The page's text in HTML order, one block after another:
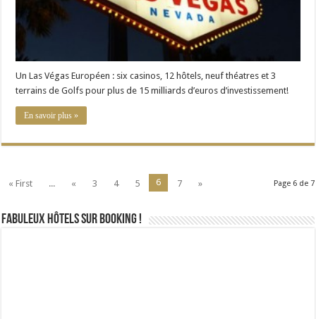
Un Las Végas Européen : six casinos, 12 hôtels, neuf théatres et 3
terrains de Golfs pour plus de 15 milliards d’euros d’investissement!
En savoir plus »
Page 6 de 7
« First ... « 3 4 5 6 7 »
Fabuleux Hôtels sur Booking !